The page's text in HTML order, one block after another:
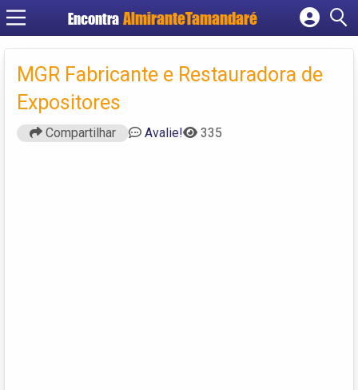
Encontra
Cadastrar empresa
Criar conta
MGR Fabricante e Restauradora de
Expositores
Compartilhar Avalie! 335